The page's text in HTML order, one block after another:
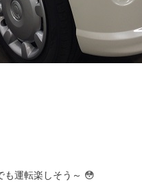
も運転楽しそう～ 😳